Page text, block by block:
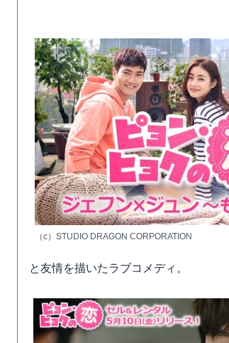
（c）STUDIO DRAGON CORPORATION
と友情を描いたラブコメディ。